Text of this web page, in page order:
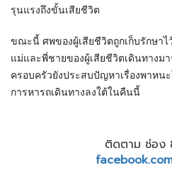
รุนแรงถึงขั้นเสียชีวิต
ขณะนี้ ศพของผู้เสียชีวิตถูกเก็บรักษาไ
แม่และพี่ชายของผู้เสียชีวิตเดินทางม
ครอบครัวยังประสบปัญหาเรื่องพาหน
การหารถเดินทางลงใต้ในคืนนี้
ติดตาม ช่อง